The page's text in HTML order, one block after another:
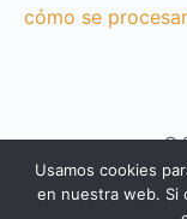
cómo se
©
Usamos cookies
en nuestra web. Si